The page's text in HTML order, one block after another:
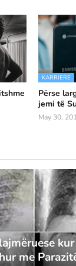
KARRIERE
Përse
jemi të
May 30,
me